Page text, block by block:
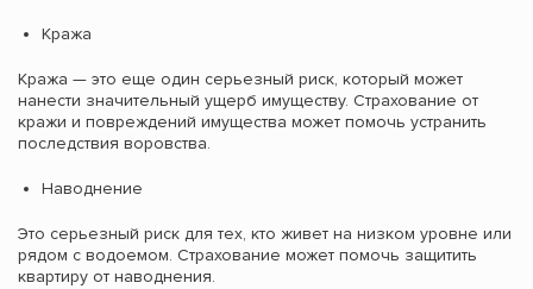
Кража
Кража — это еще один серьезный риск, который может
нанести значительный ущерб имуществу. Страхование от
кражи и повреждений имущества может помочь устранить
последствия воровства.
Наводнение
Это серьезный риск для тех, кто живет на низком уровне или
рядом с водоемом. Страхование может помочь защитить
квартиру от наводнения.